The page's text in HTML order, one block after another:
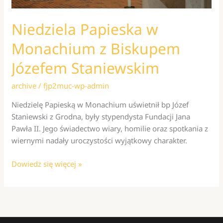
Niedziela Papieska w
Monachium z Biskupem
Józefem Staniewskim
archive /fjp2muc-wp-admin
Niedzielę Papieską w Monachium uświetnił bp Józef
Staniewski z Grodna, były stypendysta Fundacji Jana
Pawła II. Jego świadectwo wiary, homilie oraz spotkania z
wiernymi nadały uroczystości wyjątkowy charakter.
Niedziela
Dowiedz się więcej »